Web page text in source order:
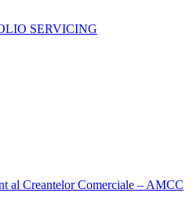
SERVICING
al Creantelor Comerciale – AMCC